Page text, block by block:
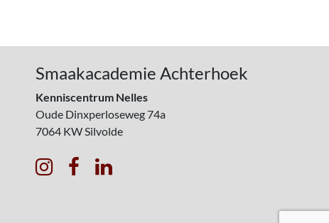
Smaakacademie Achterhoek
Kenniscentrum Nelles
Oude Dinxperloseweg 74a
7064 KWSilvolde
  